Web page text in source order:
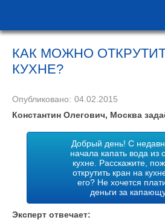
КАК МОЖНО
КУХНЕ?
Опубликовано: 04.02.2015
Константин Олегович, Москва
Добрый день! С
начала капать вода из
кухне. Расскажите,
открутить кран на
его? Не хочется
деньги за
Эксперт отвечает: